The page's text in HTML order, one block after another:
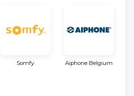
Somfy Aiphone Belgium